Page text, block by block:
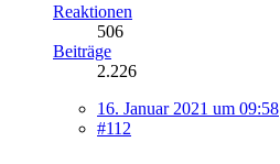
Reaktionen
506
Beiträge
2.226
16. Januar 2021 um 09:58
#112